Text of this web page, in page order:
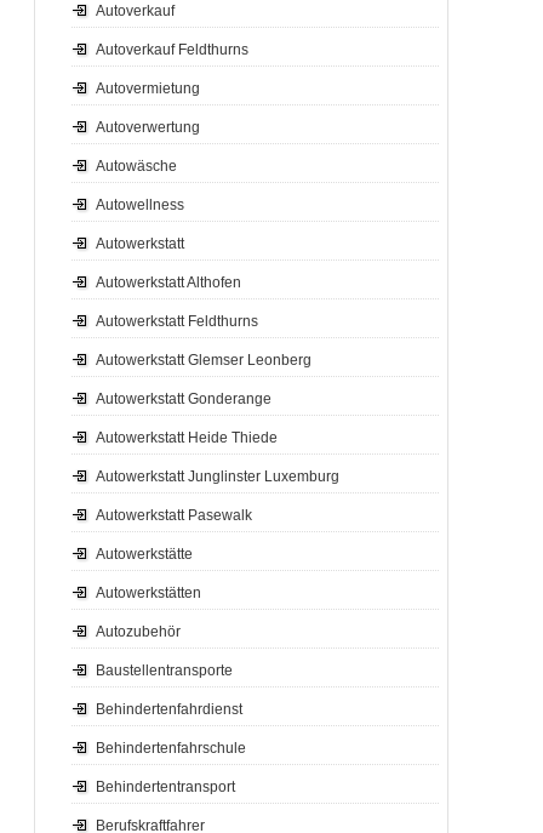
Autoverkauf
Autoverkauf Feldthurns
Autovermietung
Autoverwertung
Autowäsche
Autowellness
Autowerkstatt
Autowerkstatt Althofen
Autowerkstatt Feldthurns
Autowerkstatt Glemser Leonberg
Autowerkstatt Gonderange
Autowerkstatt Heide Thiede
Autowerkstatt Junglinster Luxemburg
Autowerkstatt Pasewalk
Autowerkstätte
Autowerkstätten
Autozubehör
Baustellentransporte
Behindertenfahrdienst
Behindertenfahrschule
Behindertentransport
Berufskraftfahrer